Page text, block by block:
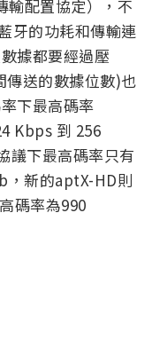
配置協定），不
牙的功耗和傳輸連
據都要經過壓
傳送的數據位數)也
下最高碼率
Kbps 到 256
議下最高碼率只有
，新的aptX-HD則
碼率為990